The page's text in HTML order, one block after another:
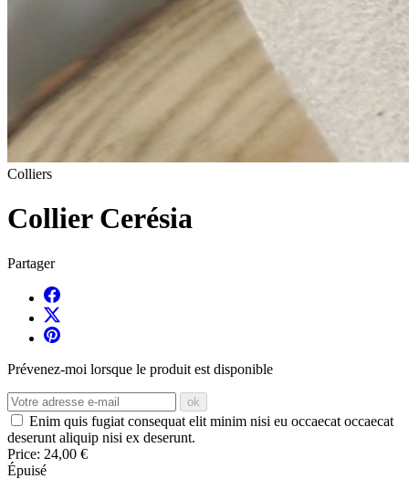
Colliers
Collier Cerésia
Partager
Prévenez-moi lorsque le produit est disponible
ok
Enim quis fugiat consequat elit minim nisi eu occaecat occaecat
deserunt aliquip nisi ex deserunt.
Price: 24,00 €
Épuisé